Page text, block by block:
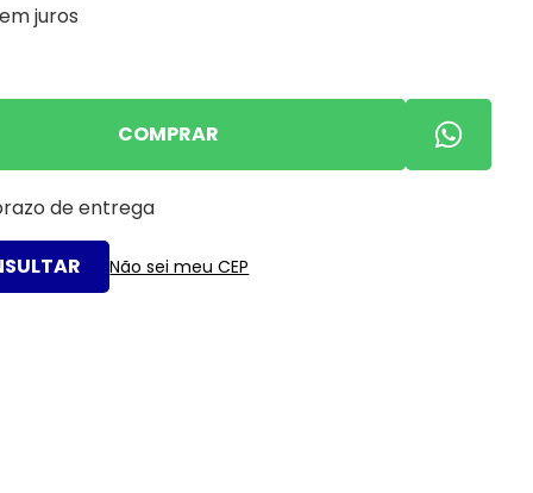
juros
COMPRAR
de entrega
Não sei meu CEP